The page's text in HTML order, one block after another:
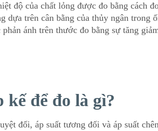
độ của chất lỏng được đo bằng cách
trên cân bằng của thủy ngân trong
ánh trên thước đo bằng sự tăng
kế để đo là gì?
đối, áp suất tương đối và áp suất